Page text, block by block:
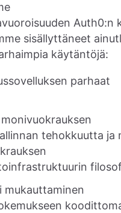
Auth0:n
sisällyttäneet
käytäntöjä:
parhaat
tehokkuutta ja
mukauttaminen